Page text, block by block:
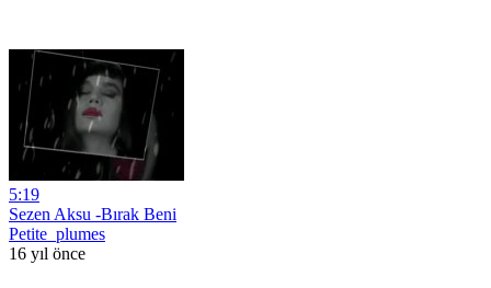
5:19
Sezen Aksu -Bırak Beni
Petite_plumes
16 yıl önce